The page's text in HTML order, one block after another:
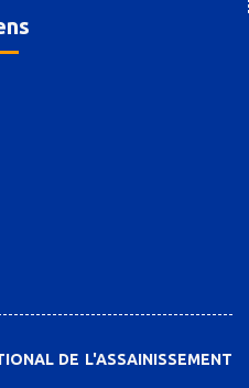
DE L'ASSAINISSEMENT